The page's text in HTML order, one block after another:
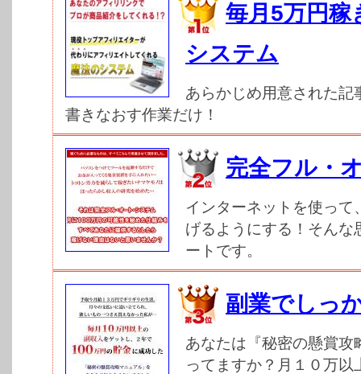
毎月5万円稼
システム
あらかじめ用意された記
書きなおす作業だけ！
完全フル・
インターネットを使って
げるようにする！そんな
ートです。
副業でしっ
あなたは『秘密の懸賞攻
ってますか？月１０万以